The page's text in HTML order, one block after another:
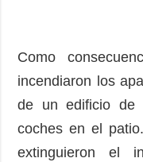
Como
incendiaron los
de un edificio de
coches en el
extinguieron el